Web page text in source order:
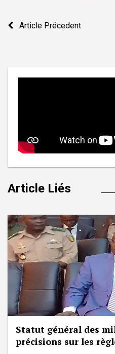
Navigation
Article Précedent
Article Liés
Statut général des
précisions sur les